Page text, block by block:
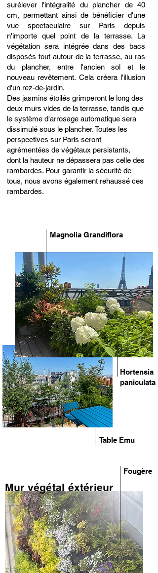
surélever l'intégralité du plancher de 40
cm, permettant ainsi de bénéficier d'une
vue spectaculaire sur Paris depuis
n'importe quel point de la terrasse. La
végétation sera intégrée dans des bacs
disposés tout autour de la terrasse, au ras
du plancher, entre l'ancien sol et le
nouveau revêtement. Cela créera l'illusion
d'un rez-de-jardin.
Des jasmins étoilés grimperont le long des
deux murs vides de la terrasse, tandis que
le système d'arrosage automatique sera
dissimulé sous le plancher. Toutes les
perspectives sur Paris seront
agrémentées de végétaux persistants,
dont la hauteur ne dépassera pas celle des
rambardes. Pour garantir la sécurité de
tous, nous avons également rehaussé ces
rambardes.
Magnolia Grandiflora
Hortensia
paniculata
Table Emu
Fougère
Mur végétal éxtérieur